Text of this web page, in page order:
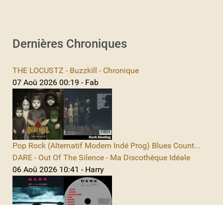
Dernières Chroniques
THE LOCUSTZ - Buzzkill - Chronique
07 Aoû 2026 00:19 - Fab
Pop Rock (Alternatif Modern Indé Prog) Blues Count...
DARE - Out Of The Silence - Ma Discothèque Idéale
06 Aoû 2026 10:41 - Harry